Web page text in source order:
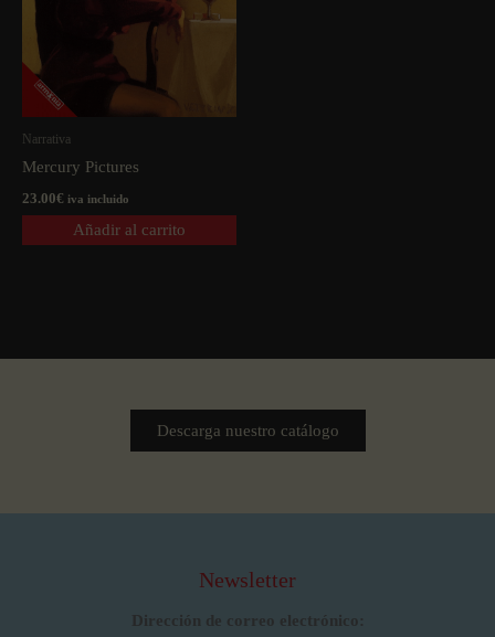
Narrativa
Mercury Pictures
23.00€ iva incluido
Añadir al carrito
Descarga nuestro catálogo
Newsletter
Dirección de correo electrónico: